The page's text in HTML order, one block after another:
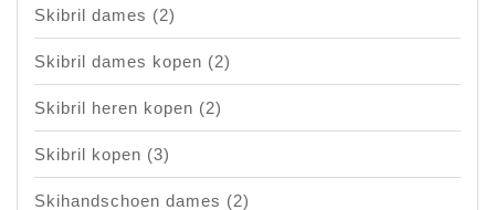
Skibril dames (2)
Skibril dames kopen (2)
Skibril heren kopen (2)
Skibril kopen (3)
Skihandschoen dames (2)